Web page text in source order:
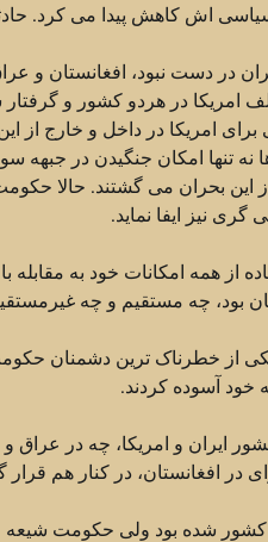
۱۱ سپتامبر بهترین بهانه برای پشبرد این سیاست
در دست نبود، افغانستان
امریکا در هردو کشور و
برای امریکا در داخل و خارج
نه تنها امکان جنگیدن در
این بحران می گشتند. حالا
نیز ایفا نماید.
از همه امکانات خود به
بود، چه مستقیم و چه
یکی از خطرناک ترین دشمنان
خود آسوده کردند.
ایران و امریکا، چه در
افغانستان، در کنار هم قرار
شده بود ولی حکومت شیعه